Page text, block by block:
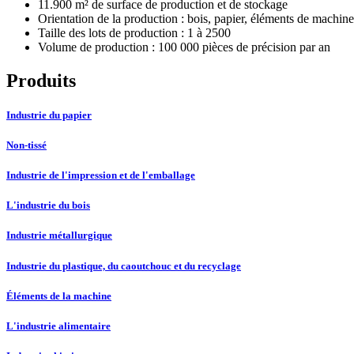
11.900 m² de surface de production et de stockage
Orientation de la production : bois, papier, éléments de
Taille des lots de production : 1 à 2500
Volume de production : 100 000 pièces de précision par an
Produits
Industrie du papier
Non-tissé
Industrie de l'impression et de l'emballage
L'industrie du bois
Industrie métallurgique
Industrie du plastique, du caoutchouc et du recyclage
Éléments de la machine
L'industrie alimentaire